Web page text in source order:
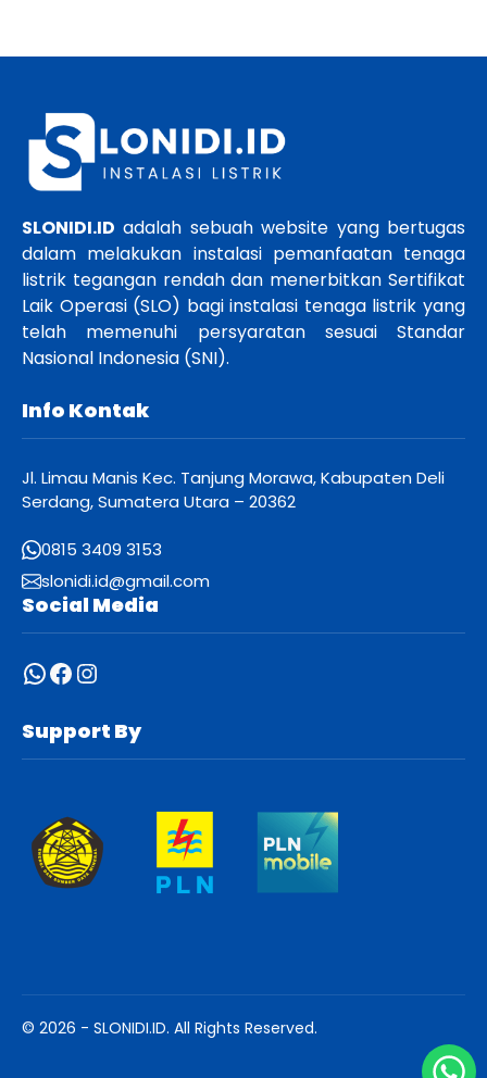
SLONIDI.ID adalah sebuah website yang bertugas
dalam melakukan instalasi pemanfaatan tenaga
listrik tegangan rendah dan menerbitkan Sertifikat
Laik Operasi (SLO) bagi instalasi tenaga listrik yang
telah memenuhi persyaratan sesuai Standar
Nasional Indonesia (SNI).
Info Kontak
Jl. Limau Manis Kec. Tanjung Morawa, Kabupaten Deli
Serdang, Sumatera Utara – 20362
0815 3409 3153
slonidi.id@gmail.com
Social Media
WhatsApp
Facebook
Instagram
Support By
© 2026 - SLONIDI.ID. All Rights Reserved.